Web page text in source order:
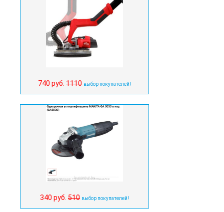
740 руб. 1110 выбор покупателей!
340 руб. 510 выбор покупателей!